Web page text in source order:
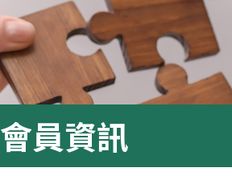
會員資訊